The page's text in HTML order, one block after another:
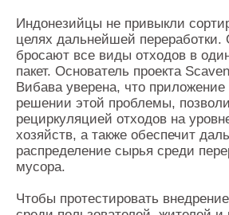
Индонезийцы не привыкли
целях дальнейшей
бросают все виды отходов в
пакет. Основатель проекта
Вибава уверена, что
решении этой проблемы,
рециркуляцией отходов на
хозяйств, а также обеспечит
распределение сырья среди
мусора.
Чтобы протестировать